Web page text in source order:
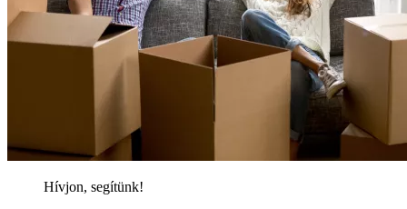
Hívjon, segítünk!